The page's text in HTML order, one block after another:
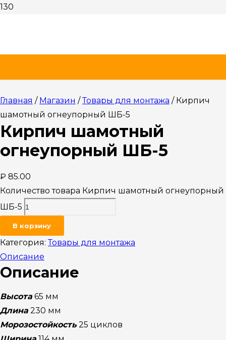
Главная / Магазин /Товары для монтажа / Кирпич
шамотный огнеупорный ШБ-5
Кирпич шамотный
огнеупорный ШБ-5
₽ 85.00
Количество товара Кирпич шамотный огнеупорный
ШБ-5
В корзину
Категория:Товары для монтажа
Описание
Описание
Высота 65 мм
Длина 230 мм
Морозостойкость25 циклов